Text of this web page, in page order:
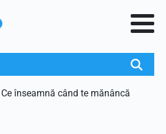
Ce înseamnă când te mănâncă